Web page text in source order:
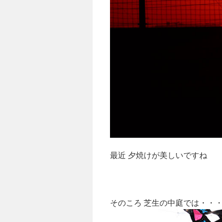
最近 夕焼けが美しいですね
そのころ 芝生の中庭では・・